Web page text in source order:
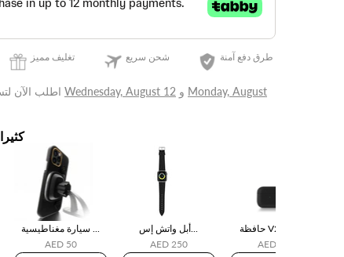
تغليف مميز شحن سريع طرق دفع آمنة
Wednesday, August 12
Monday, August
AED 50
AED 250
حافظة V2 Airpods
AED 220